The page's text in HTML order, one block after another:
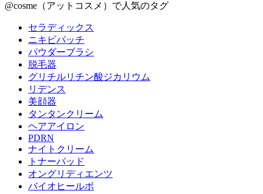
@cosme（アットコスメ）で人気のタグ
セラディックス
ニキビパッチ
パウダーブラシ
脱毛器
グリチルリチン酸ジカリウム
リデンス
美顔器
タンタンクリーム
ヘアアイロン
PDRN
ナイトクリーム
トナーパッド
オングリディエンツ
バイオヒールボ